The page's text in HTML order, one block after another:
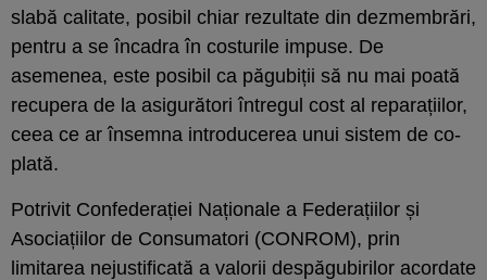
slabă calitate, posibil chiar rezultate din dezmembrări,
pentru a se încadra în costurile impuse. De
asemenea, este posibil ca păgubiții să nu mai poată
recupera de la asigurători întregul cost al reparațiilor,
ceea ce ar însemna introducerea unui sistem de co-
plată.
Potrivit Confederației Naționale a Federațiilor și
Asociațiilor de Consumatori (CONROM), prin
limitarea nejustificată a valorii despăgubirilor acordate